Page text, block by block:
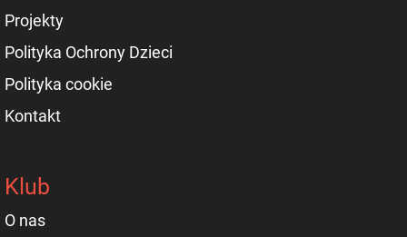
Projekty
Polityka Ochrony Dzieci
Polityka cookie
Kontakt
Klub
O nas